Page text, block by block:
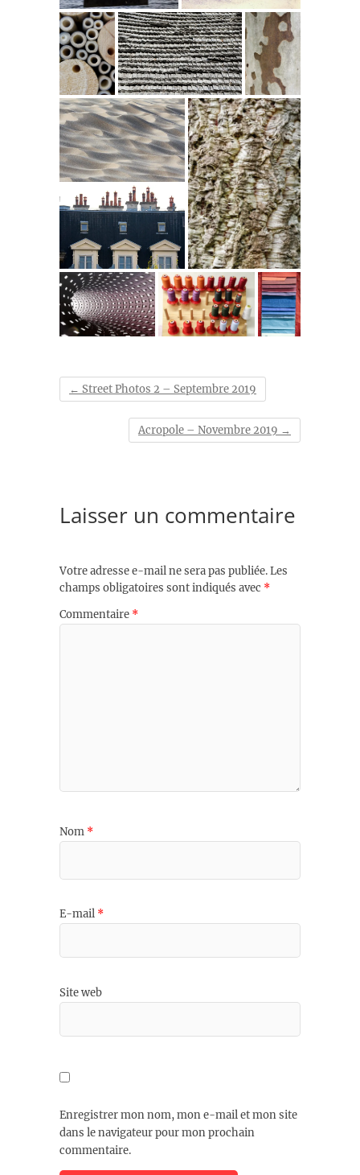
← Street Photos 2 – Septembre 2019
Acropole – Novembre 2019 →
Laisser un commentaire
Votre adresse e-mail ne sera pas publiée.Les
champs obligatoires sont indiqués avec *
Commentaire *
Nom *
E-mail *
Site web
Enregistrer mon nom, mon e-mail et mon site
dans le navigateur pour mon prochain
commentaire.